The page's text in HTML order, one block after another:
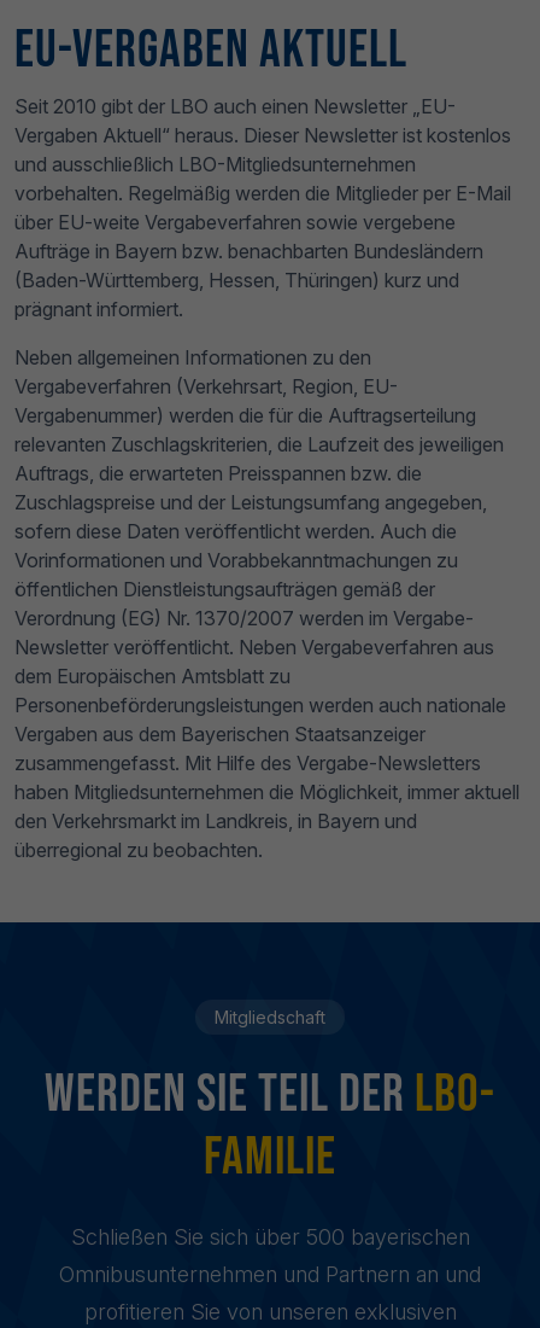
EU-Vergaben Aktuell
Seit 2010 gibt der LBO auch einen Newsletter „EU-
Vergaben Aktuell“ heraus. Dieser Newsletter ist kostenlos
und ausschließlich LBO-Mitgliedsunternehmen
vorbehalten. Regelmäßig werden die Mitglieder per E-Mail
über EU-weite Vergabeverfahren sowie vergebene
Aufträge in Bayern bzw. benachbarten Bundesländern
(Baden-Württemberg, Hessen, Thüringen) kurz und
prägnant informiert.
Neben allgemeinen Informationen zu den
Vergabeverfahren (Verkehrsart, Region, EU-
Vergabenummer) werden die für die Auftragserteilung
relevanten Zuschlagskriterien, die Laufzeit des jeweiligen
Auftrags, die erwarteten Preisspannen bzw. die
Zuschlagspreise und der Leistungsumfang angegeben,
sofern diese Daten veröffentlicht werden. Auch die
Vorinformationen und Vorabbekanntmachungen zu
öffentlichen Dienstleistungsaufträgen gemäß der
Verordnung (EG) Nr. 1370/2007 werden im Vergabe-
Newsletter veröffentlicht. Neben Vergabeverfahren aus
dem Europäischen Amtsblatt zu
Personenbeförderungsleistungen werden auch nationale
Vergaben aus dem Bayerischen Staatsanzeiger
zusammengefasst. Mit Hilfe des Vergabe-Newsletters
haben Mitgliedsunternehmen die Möglichkeit, immer aktuell
den Verkehrsmarkt im Landkreis, in Bayern und
überregional zu beobachten.
Mitgliedschaft
Werden sie Teil der LBO-
Familie
Schließen Sie sich über 500 bayerischen
Omnibusunternehmen und Partnern an und
profitieren Sie von unseren exklusiven